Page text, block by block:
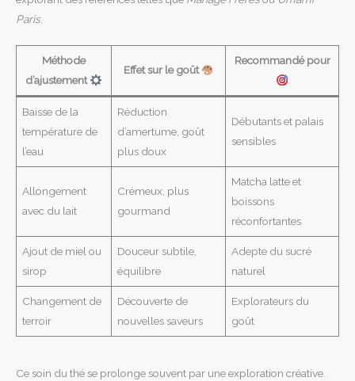
Paris.
Méthode
d’ajustement
Effet sur le goût
Recommandé pour
Baisse de la
température de
l’eau
Réduction
d’amertume, goût
plus doux
Débutants et palais
sensibles
Allongement
avec du lait
Crémeux, plus
gourmand
Matcha latte et
boissons
réconfortantes
Ajout de miel ou
sirop
Douceur subtile,
équilibre
Adepte du sucré
naturel
Changement de
terroir
Découverte de
nouvelles saveurs
Explorateurs du
goût
Ce soin du thé se prolonge souvent par une exploration créative.